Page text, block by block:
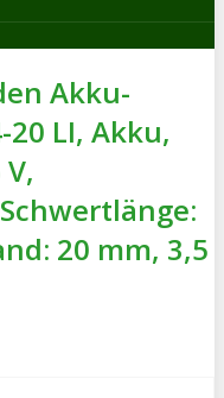
Akku-
20 LI, Akku,
20 mm, 3,5